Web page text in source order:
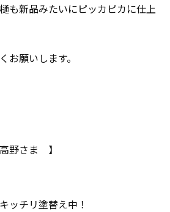
も新品みたいにピッカピカに仕上
お願いします。
野さま 】
チリ塗替え中！